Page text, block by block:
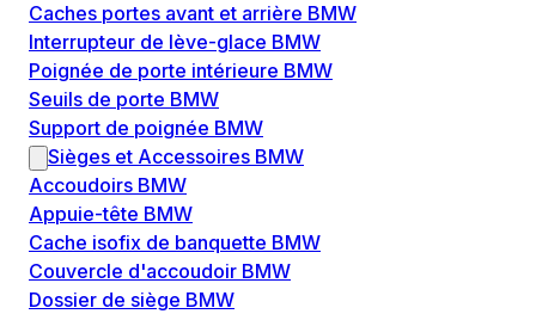
Caches portes avant et arrière BMW
Interrupteur de lève-glace BMW
Poignée de porte intérieure BMW
Seuils de porte BMW
Support de poignée BMW
Sièges et Accessoires BMW
Accoudoirs BMW
Appuie-tête BMW
Cache isofix de banquette BMW
Couvercle d'accoudoir BMW
Dossier de siège BMW